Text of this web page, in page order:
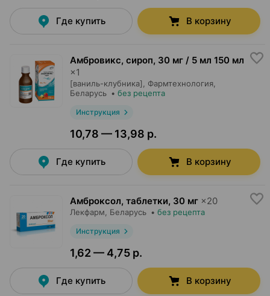
Где купить В корзину
Амбровикс, сироп, 30 мг / 5 мл 150 мл
×1
[ваниль-клубника], Фармтехнология
Беларусь • без рецепта
Инструкция
10,78 — 13,98 р.
Где купить В корзину
Амброксол, таблетки, 30 мг ×20
Лекфарм , Беларусь • без рецепта
Инструкция
1,62 — 4,75 р.
Где купить В корзину